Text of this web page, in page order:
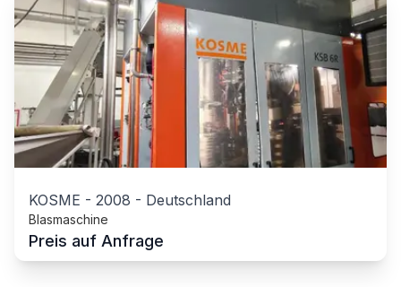
KOSME - 2008 - Deutschland
Blasmaschine
Preis auf Anfrage